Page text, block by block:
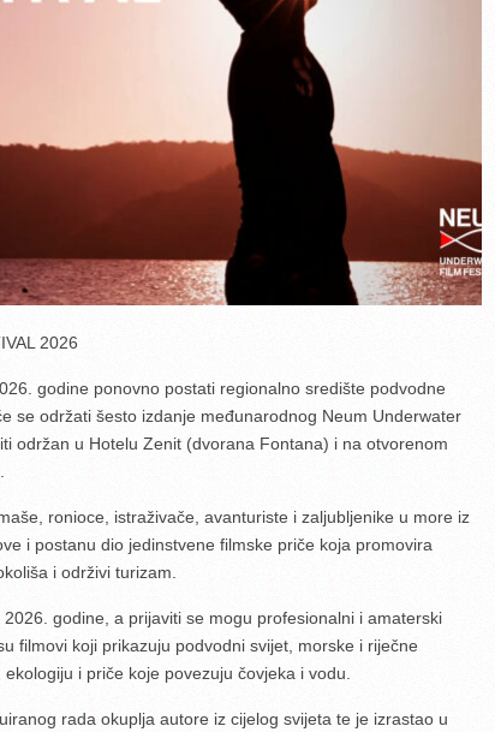
2026
godine ponovno postati regionalno središte podvodne
se održati šesto izdanje međunarodnog Neum Underwater
održan u Hotelu Zenit (dvorana Fontana) i na otvorenom
ronioce, istraživače, avanturiste i zaljubljenike u more iz
i postanu dio jedinstvene filmske priče koja promovira
i održivi turizam.
godine, a prijaviti se mogu profesionalni i amaterski
filmovi koji prikazuju podvodni svijet, morske i riječne
i priče koje povezuju čovjeka i vodu.
rada okuplja autore iz cijelog svijeta te je izrastao u